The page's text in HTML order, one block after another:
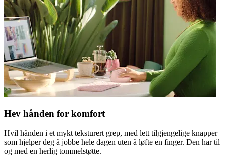
Hev hånden for komfort
Hvil hånden i et mykt teksturert grep, med lett tilgjengelige knapper
som hjelper deg å jobbe hele dagen uten å løfte en finger. Den har til
og med en herlig tommelstøtte.